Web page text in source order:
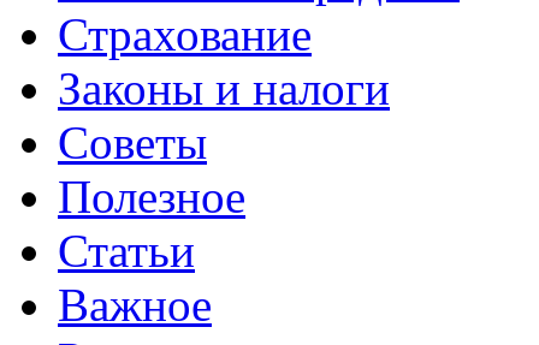
Страхование
Законы и налоги
Советы
Полезное
Статьи
Важное